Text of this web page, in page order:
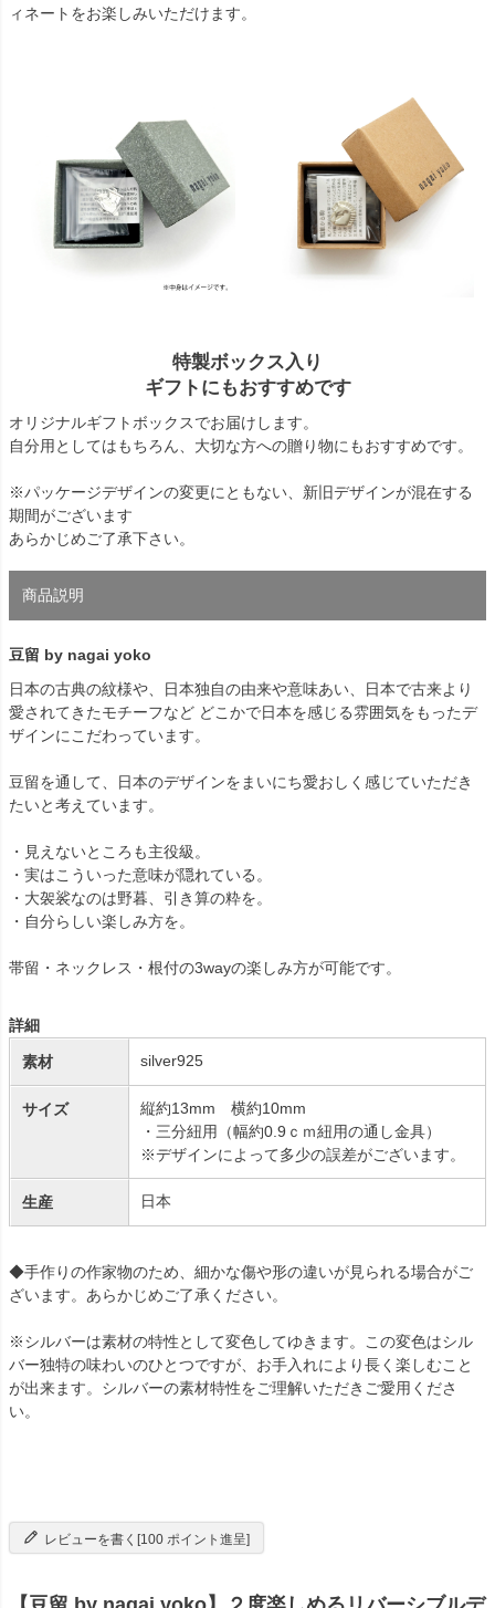
ィネートをお楽しみいただけます。
特製ボックス入り
ギフトにもおすすめです
オリジナルギフトボックスでお届けします。
自分用としてはもちろん、大切な方への贈り物にもおすすめです。
※パッケージデザインの変更にともない、新旧デザインが混在する
期間がございます
あらかじめご了承下さい。
商品説明
豆留 by nagai yoko
日本の古典の紋様や、日本独自の由来や意味あい、日本で古来より
愛されてきたモチーフなど どこかで日本を感じる雰囲気をもったデ
ザインにこだわっています。
豆留を通して、日本のデザインをまいにち愛おしく感じていただき
たいと考えています。
・見えないところも主役級。
・実はこういった意味が隠れている。
・大袈裟なのは野暮、引き算の粋を。
・自分らしい楽しみ方を。
帯留・ネックレス・根付の3wayの楽しみ方が可能です。
詳細
素材 silver925
サイズ
縦約13mm 横約10mm
・三分紐用（幅約0.9ｃｍ紐用の通し金具）
※デザインによって多少の誤差がございます。
生産 日本
◆手作りの作家物のため、細かな傷や形の違いが見られる場合がご
ざいます。あらかじめご了承ください。
※シルバーは素材の特性として変色してゆきます。この変色はシル
バー独特の味わいのひとつですが、お手入れにより長く楽しむこと
が出来ます。シルバーの素材特性をご理解いただきご愛用くださ
い。
レビューを書く[100 ポイント進呈]